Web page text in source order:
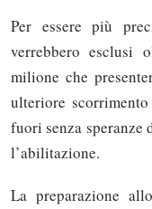
Per essere più
verrebbero esclusi
milione che
ulteriore
fuori senza speranze
l’abilitazione.
La preparazione